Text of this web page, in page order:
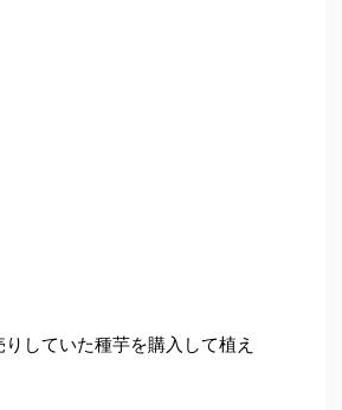
していた種芋を購入して植え